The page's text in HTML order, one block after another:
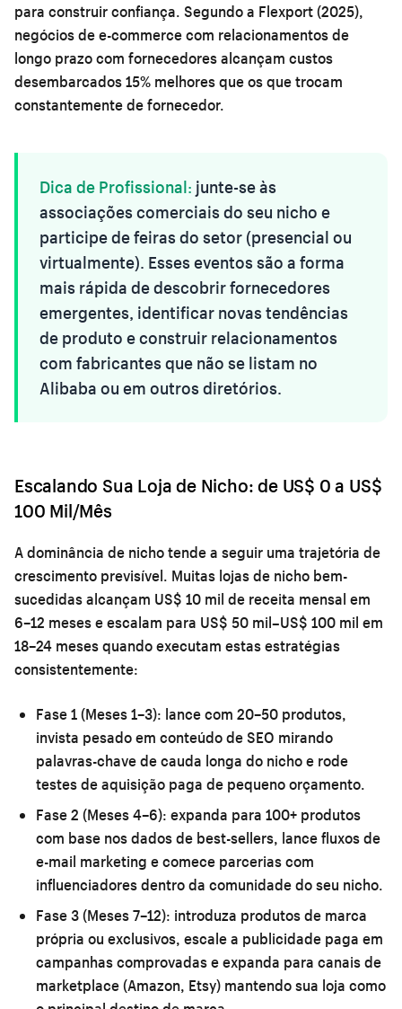
para construir confiança. Segundo a Flexport (2025),
negócios de e-commerce com relacionamentos de
longo prazo com fornecedores alcançam custos
desembarcados 15% melhores que os que trocam
constantemente de fornecedor.
Dica de Profissional: junte-se às
associações comerciais do seu nicho e
participe de feiras do setor (presencial ou
virtualmente). Esses eventos são a forma
mais rápida de descobrir fornecedores
emergentes, identificar novas tendências
de produto e construir relacionamentos
com fabricantes que não se listam no
Alibaba ou em outros diretórios.
Escalando Sua Loja de Nicho: de US$ 0 a US$
100 Mil/Mês
A dominância de nicho tende a seguir uma trajetória de
crescimento previsível. Muitas lojas de nicho bem-
sucedidas alcançam US$ 10 mil de receita mensal em
6–12 meses e escalam para US$ 50 mil–US$ 100 mil em
18–24 meses quando executam estas estratégias
consistentemente:
Fase 1 (Meses 1–3): lance com 20–50 produtos,
invista pesado em conteúdo de SEO mirando
palavras-chave de cauda longa do nicho e rode
testes de aquisição paga de pequeno orçamento.
Fase 2 (Meses 4–6): expanda para 100+ produtos
com base nos dados de best-sellers, lance fluxos de
e-mail marketing e comece parcerias com
influenciadores dentro da comunidade do seu nicho.
Fase 3 (Meses 7–12): introduza produtos de marca
própria ou exclusivos, escale a publicidade paga em
campanhas comprovadas e expanda para canais de
marketplace (Amazon, Etsy) mantendo sua loja como